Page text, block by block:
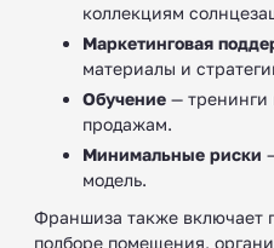
коллекциям
Маркетинговая
материалы и
Обучение — тренинги
продажам.
Минимальные риски
модель.
Франшиза также включает
подборе помещения,